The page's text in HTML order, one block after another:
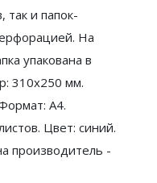
и папок-
На
упакована в
310х250 мм.
А4.
Цвет: синий.
производитель -